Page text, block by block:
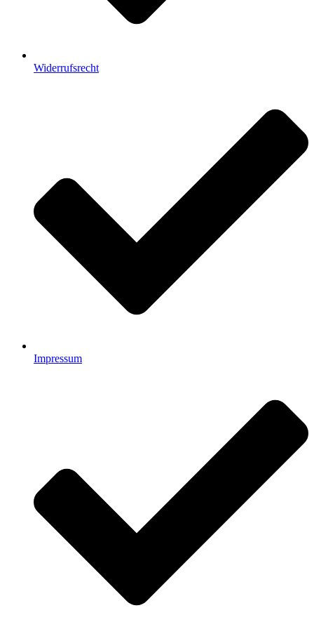
Widerrufsrecht
Impressum